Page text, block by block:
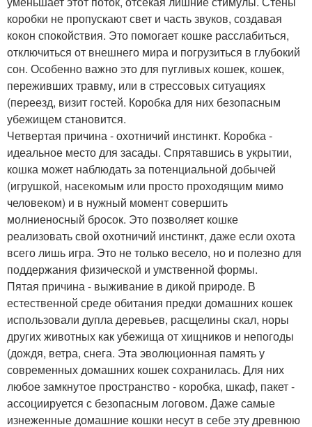
коробки не пропускают свет и часть звуков, создавая
кокон спокойствия. Это помогает кошке расслабиться,
отключиться от внешнего мира и погрузиться в глубокий
сон. Особенно важно это для пугливых кошек, кошек,
переживших травму, или в стрессовых ситуациях
(переезд, визит гостей. Коробка для них безопасным
убежищем становится.
Четвертая причина - охотничий инстинкт. Коробка -
идеальное место для засады. Спрятавшись в укрытии,
кошка может наблюдать за потенциальной добычей
(игрушкой, насекомым или просто проходящим мимо
человеком) и в нужный момент совершить
молниеносный бросок. Это позволяет кошке
реализовать свой охотничий инстинкт, даже если охота
всего лишь игра. Это не только весело, но и полезно для
поддержания физической и умственной формы.
Пятая причина - выживание в дикой природе. В
естественной среде обитания предки домашних кошек
использовали дупла деревьев, расщелины скал, норы
других животных как убежища от хищников и непогоды
(дождя, ветра, снега. Эта эволюционная память у
современных домашних кошек сохранилась. Для них
любое замкнутое пространство - коробка, шкаф, пакет -
ассоциируется с безопасным логовом. Даже самые
изнеженные домашние кошки несут в себе эту древнюю